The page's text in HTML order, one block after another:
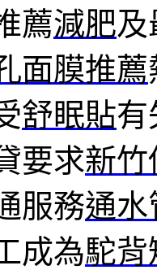
薦減肥
面膜推薦
舒眠貼有
要求新竹
服務通水
成為駝背